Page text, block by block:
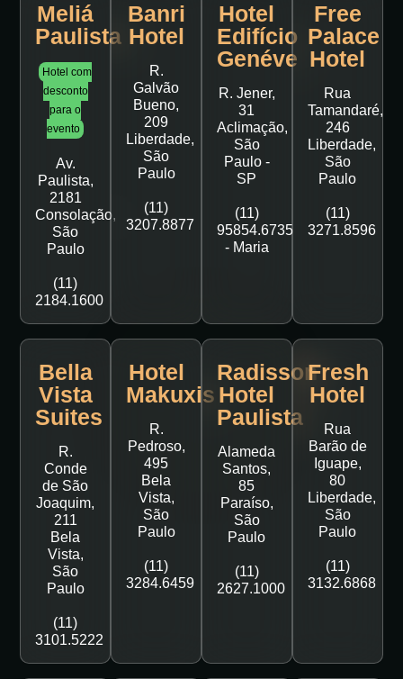
Meliá
Paulista
Hotel com
desconto
para o
evento
Av.
Paulista,
2181
Consolação,
São
Paulo
(11)
2184.1600
Banri
Hotel
R.
Galvão
Bueno,
209
Liberdade,
São
Paulo
(11)
3207.8877
Hotel
Edifício
Genéve
R. Jener,
31
Aclimação,
São
Paulo -
SP
(11)
95854.6735
- Maria
Free
Palace
Hotel
Rua
Tamandaré,
246
Liberdade,
São
Paulo
(11)
3271.8596
Bella
Vista
Suites
R.
Conde
de São
Joaquim,
211
Bela
Vista,
São
Paulo
(11)
3101.5222
Hotel
Makuxis
R.
Pedroso,
495
Bela
Vista,
São
Paulo
(11)
3284.6459
Radisson
Hotel
Paulista
Alameda
Santos,
85
Paraíso,
São
Paulo
(11)
2627.1000
Fresh
Hotel
Rua
Barão de
Iguape,
80
Liberdade,
São
Paulo
(11)
3132.6868